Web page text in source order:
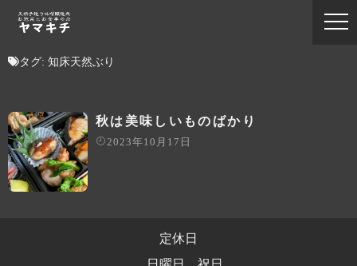
タグ: 知床天然ぶり
秋は美味しいものばかり
2023年10月17日
定休日